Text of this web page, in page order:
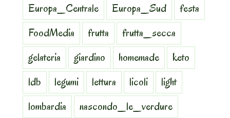
Europa_Centrale
Europa_Sud
festa
FoodMedia
frutta
frutta_secca
gelateria
giardino homemade
keto
ldb
legumi lettura licoli
light
lombardia
nascondo_le_verdure